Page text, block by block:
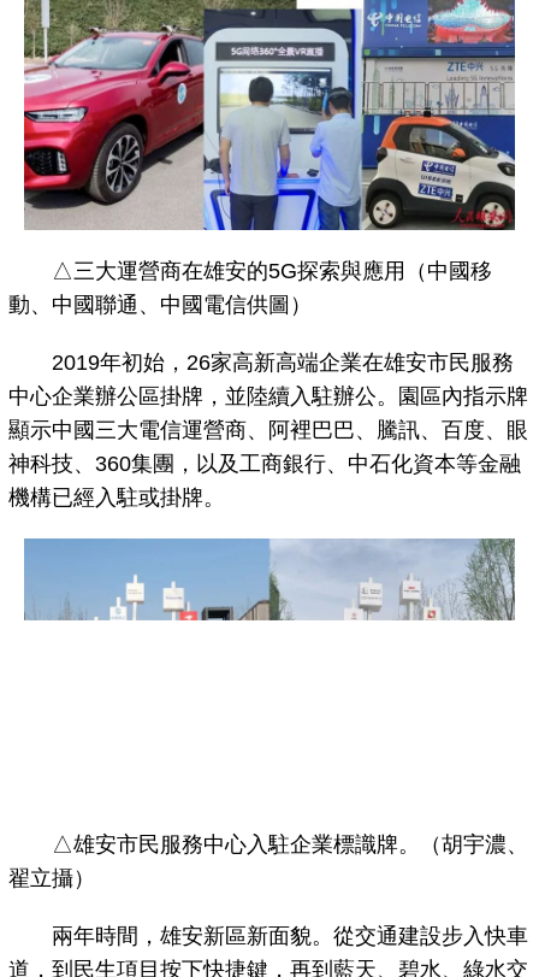
△三大運營商在雄安的5G探索與應用（中國移
動、中國聯通、中國電信供圖）
2019年初始，26家高新高端企業在雄安市民服務
中心企業辦公區掛牌，並陸續入駐辦公。園區內指示牌
顯示中國三大電信運營商、阿裡巴巴、騰訊、百度、眼
神科技、360集團，以及工商銀行、中石化資本等金融
機構已經入駐或掛牌。
△雄安市民服務中心入駐企業標識牌。（胡宇濃、
翟立攝）
兩年時間，雄安新區新面貌。從交通建設步入快車
道，到民生項目按下快捷鍵，再到藍天、碧水、綠水交